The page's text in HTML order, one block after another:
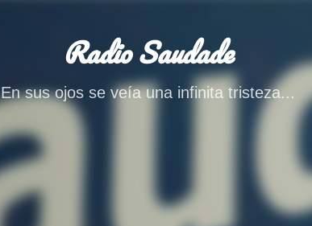
Ir al
Radio Saudade
En sus ojos se veía una infinita tristeza...